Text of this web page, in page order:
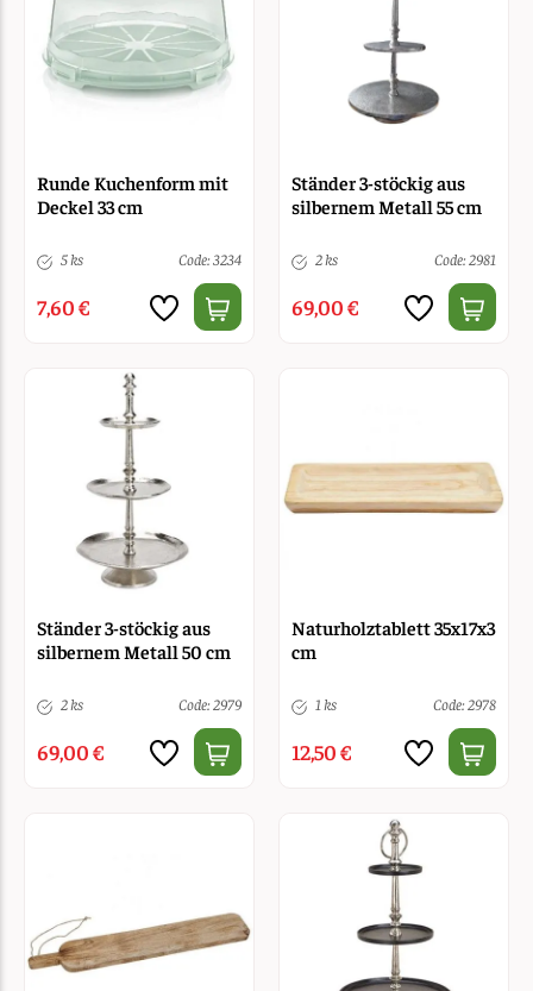
Runde Kuchenform mit
Deckel 33 cm
5 ks Code: 3234
7,60 €
Ständer 3-stöckig aus
silbernem Metall 55 cm
2 ks Code: 2981
69,00 €
Ständer 3-stöckig aus
silbernem Metall 50 cm
2 ks Code: 2979
69,00 €
Naturholztablett 35x17x3
cm
1 ks Code: 2978
12,50 €